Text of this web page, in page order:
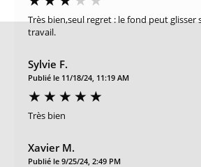
Très bien,seul regret : le fond peut glisser
travail.
Sylvie F.
Publié le 11/18/24, 11:19 AM
Très bien
Xavier M.
Publié le 9/25/24, 2:49 PM